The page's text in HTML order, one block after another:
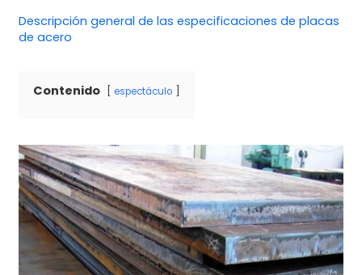
Descripción general de las especificaciones de placas
de acero
Contenido espectáculo